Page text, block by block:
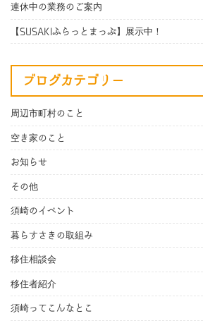
連休中の業務のご案内
【SUSAKIふらっとまっぷ】展示中！
ブログカテゴリー
周辺市町村のこと
空き家のこと
お知らせ
その他
須崎のイベント
暮らすさきの取組み
移住相談会
移住者紹介
須崎ってこんなとこ